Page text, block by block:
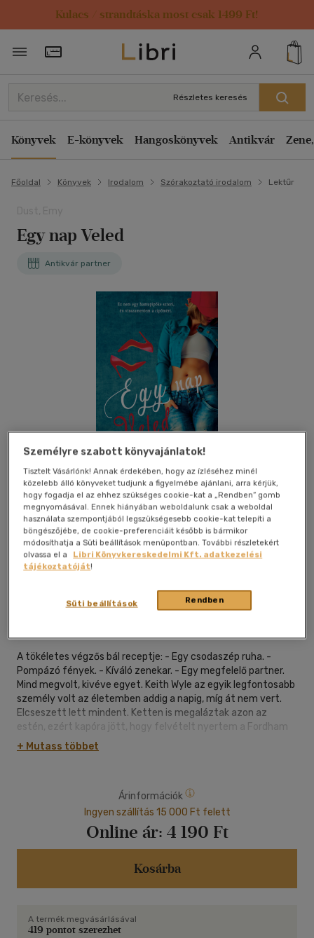
Kulacs / strandtáska most csak 1499 Ft!
Törzsvásárlói Kártya adatai
Részletes keresés
Könyvek E-könyvek Hangoskönyvek Antikvár
Főoldal Könyvek Irodalom Szórakoztató irodalom Lektűr
Egy nap Veled
Antikvár partner
Kívánságlistához adom
A tökéletes végzős bál receptje: - Egy csodaszép ruha. -
Pompázó fények. - Kíváló zenekar. - Egy megfelelő partner.
Mind megvolt, kivéve egyet. Keith Wyle az egyik legfontosabb
személy volt az életemben addig a napig, míg át nem vert.
Elcseszett lett mindent. Ketten is megaláztak azon az
estén, ezért kapóra jött, hogy felvételt nyertem a Fordham
Egyetemre és leléphettem a kisvárosból, ahol mindenki
rajtam nevetett. Utálom Conwayt, gyűlölöm Keith Wyle - t.
visszaszerzem a büszkeségem és az elhagyott cipőmet...
+ Mutass többet
Árinformációk
Ingyen szállítás 15 000 Ft felett
Online ár: 4 190 Ft
Kosárba
A termék megvásárlásával
419 pontot szerezhet
Személyre szabott könyvajánlatok!
Tisztelt Vásárlónk! Annak érdekében, hogy az ízléséhez minél
közelebb álló könyveket tudjunk a figyelmébe ajánlani, arra kérjük,
hogy fogadja el az ehhez szükséges cookie-kat a „Rendben” gomb
megnyomásával. Ennek hiányában weboldalunk csak a weboldal
használata szempontjából legszükségesebb cookie-kat telepíti a
böngészőjébe, de cookie-preferenciáit később is bármikor
módosíthatja a Süti beállítások menüpontban. További részletekért
olvassa el a
Libri Könyvkereskedelmi Kft. adatkezelési
tájékoztatóját!
Rendben
Süti beállítások